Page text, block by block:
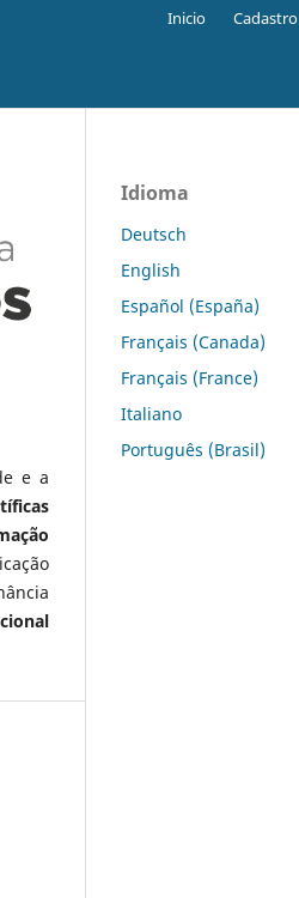
Inicio Cadastro
e a
Idioma
Deutsch
English
Español (España)
Français (Canada)
Français (France)
Italiano
Português (Brasil)